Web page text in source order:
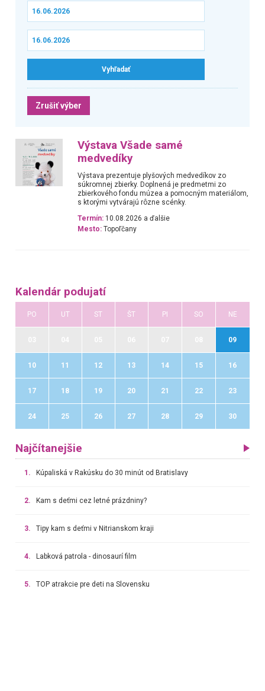
Zrušiť výber
Výstava Všade samé
medvedíky
Výstava prezentuje plyšových medvedíkov zo
súkromnej zbierky. Doplnená je predmetmi zo
zbierkového fondu múzea a pomocným materiálom,
s ktorými vytvárajú rôzne scénky.
Termín: 10.08.2026 a ďalšie
Mesto: Topoľčany
Kalendár podujatí
PO UT ST ŠT PI SO NE
09
10 11 12 13 14 15 16
17 18 19 20 21 22 23
24 25 26 27 28 29 30
Najčítanejšie
1. Kúpaliská v Rakúsku do 30 minút od Bratislavy
2. Kam s deťmi cez letné prázdniny?
3. Tipy kam s deťmi v Nitrianskom kraji
4. Labková patrola - dinosaurí film
5. TOP atrakcie pre deti na Slovensku